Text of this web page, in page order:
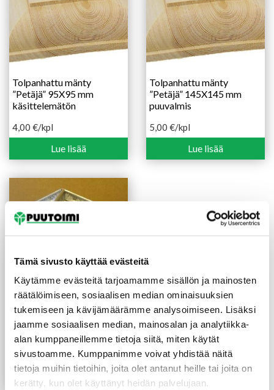
Tämä sivusto käyttää evästeitä
Käytämme evästeitä tarjoamamme sisällön ja mainosten
räätälöimiseen, sosiaalisen median ominaisuuksien
tukemiseen ja kävijämäärämme analysoimiseen. Lisäksi
jaamme sosiaalisen median, mainosalan ja analytiikka-
alan kumppaneillemme tietoja siitä, miten käytät
sivustoamme. Kumppanimme voivat yhdistää näitä
tietoja muihin tietoihin, joita olet antanut heille tai joita on
kerätty, kun olet käyttänyt heidän palvelujaan.
Tolpanhattu mänty
”Petäjä” 95X95 mm
käsittelemätön
4,00 €/kpl
Lue lisää
Tolpanhattu mänty
”Petäjä” 145X145 mm
puuvalmis
5,00 €/kpl
Lue lisää
Tolpanhattu teräs
”Classic” sinkitty 150X150
mm
12,50€/kpl
Lue lisää